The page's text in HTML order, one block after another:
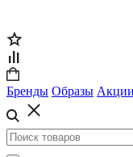
Бренды Образы